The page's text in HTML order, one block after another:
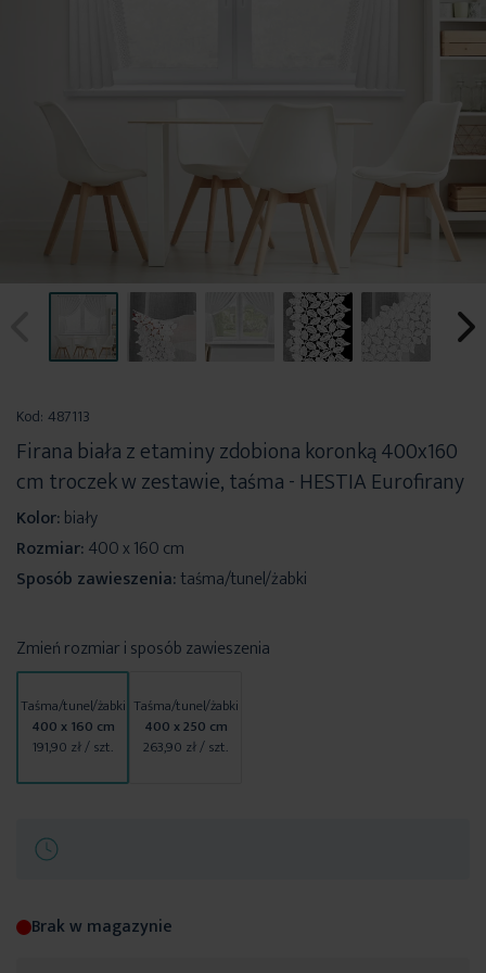
początek
galerii
Kod: 487113
Firana biała z etaminy zdobiona koronką 400x160
cm troczek w zestawie, taśma - HESTIA Eurofirany
Kolor:biały
Rozmiar:400 x 160 cm
Sposób zawieszenia:taśma/tunel/żabki
Zmień rozmiar i sposób zawieszenia
Taśma/tunel/żabki
400 x 160 cm
191,90 zł/ szt.
Taśma/tunel/żabki
400 x 250 cm
263,90 zł/ szt.
Brak w magazynie